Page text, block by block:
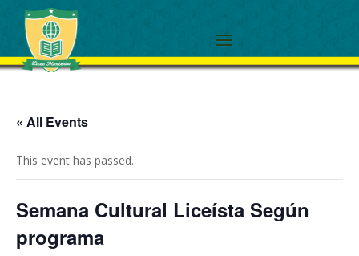
« All Events
This event has passed.
Semana Cultural Liceísta Según
programa